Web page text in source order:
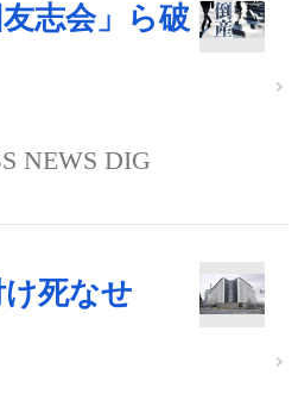
志会」ら破
NEWS DIG
死なせ